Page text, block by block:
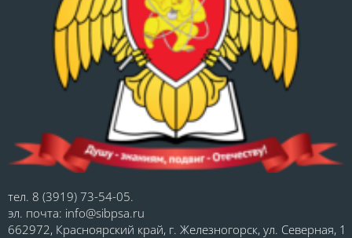
тел. 8 (3919) 73-54-05.
эл. почта: info@sibpsa.ru
662972, Красноярский край, г. Железногорск, ул. Северная, 1.